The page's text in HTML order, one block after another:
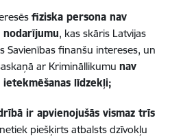
fiziska persona nav
nodarījumu, kas skāris Latvijas
Savienības finanšu intereses, un
ar Krimināllikumu nav
līdzekļi;
ir apvienojušās vismaz trīs
piešķirts atbalsts dzīvokļu